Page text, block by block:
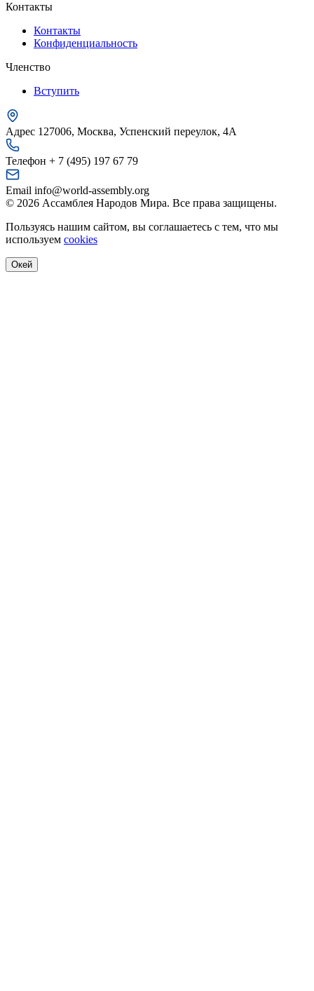
Контакты
Контакты
Конфиденциальность
Членство
Вступить
Адрес 127006, Москва, Успенский переулок, 4А
Телефон + 7 (495) 197 67 79
Email info@world-assembly.org
© 2026 Ассамблея Народов Мира. Все права защищены.
Пользуясь нашим сайтом, вы соглашаетесь с тем, что мы
используем cookies
Окей